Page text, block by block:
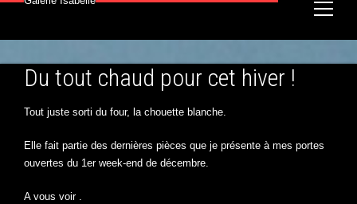
Du tout chaud pour cet hiver !
Tout juste sorti du four, la chouette blanche.
Elle fait partie des dernières pièces que je présente à mes portes
ouvertes du 1er week-end de décembre.
A vous voir .